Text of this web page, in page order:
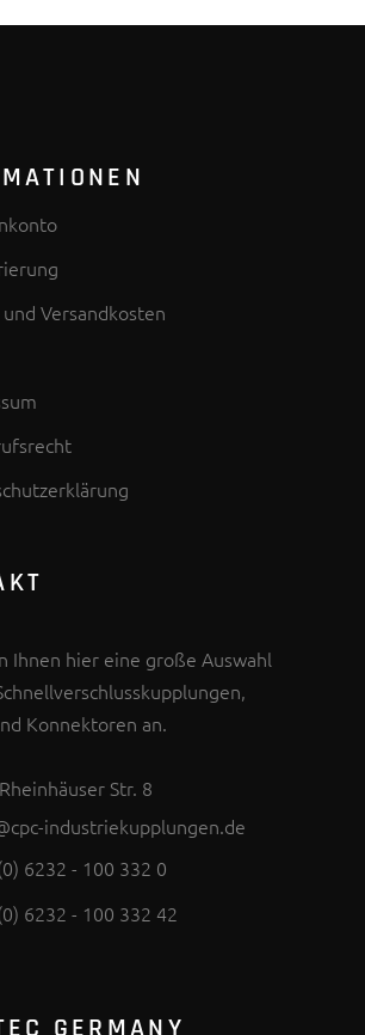
Versandkosten
Ihnen hier eine große Auswahl
Konnektoren an.
Str. 8
industriekupplungen.de
6232 - 100 332 0
6232 - 100 332 42